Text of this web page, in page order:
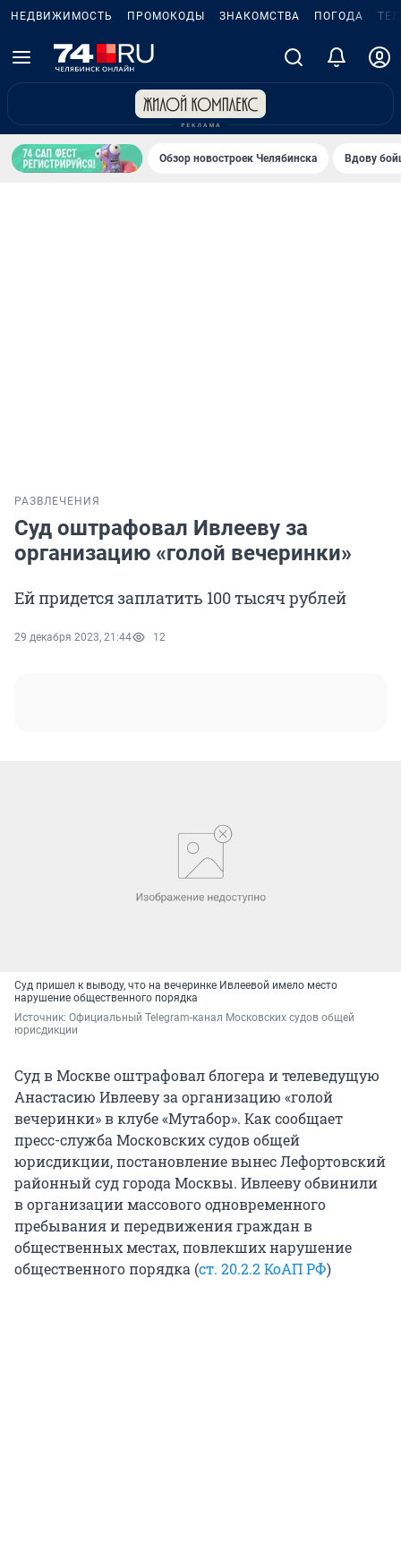
НЕДВИЖИМОСТЬ ПРОМОКОДЫ ЗНАКОМСТВА ПОГОДА
Обзор новостроек Челябинска Вдову
РАЗВЛЕЧЕНИЯ
Суд оштрафовал Ивлееву за
организацию «голой вечеринки»
Ей придется заплатить 100 тысяч рублей
29 декабря 2023, 21:44 12
Суд пришел к выводу, что на вечеринке Ивлеевой имело место
нарушение общественного порядка
Источник: Официальный Telegram-канал Московских судов общей
юрисдикции
Суд в Москве оштрафовал блогера и телеведущую
Анастасию Ивлееву за организацию «голой
вечеринки» в клубе «Мутабор». Как сообщает
пресс-служба Московских судов общей
юрисдикции, постановление вынес Лефортовский
районный суд города Москвы. Ивлееву обвинили
в организации массового одновременного
пребывания и передвижения граждан в
общественных местах, повлекших нарушение
общественного порядка (ст. 20.2.2 КоАП РФ)